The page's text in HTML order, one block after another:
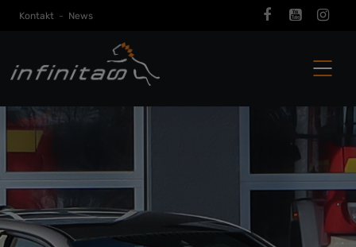
Kontakt - News
BMW M3 G80 Tuning infinitas
IHR SPEZIALIST FÜR BMW M3 G80
TUNING
KONTAKTIEREN SIE UNS